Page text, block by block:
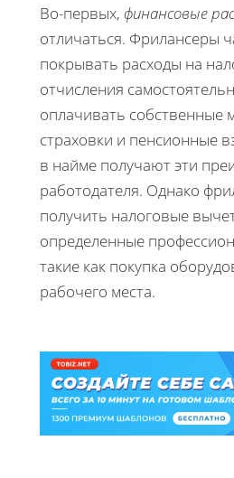
Во-первых, финансовые
отличаться. Фрилансеры
покрывать расходы на
отчисления
оплачивать собственные
страховки и пенсионные
в найме получают эти
работодателя. Однако
получить налоговые
определенные
такие как покупка
рабочего места.